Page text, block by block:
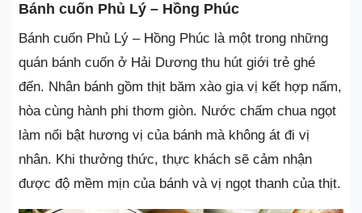
Bánh cuốn Phủ Lý – Hồng Phúc
Bánh cuốn Phủ Lý – Hồng Phúc là một trong những
quán bánh cuốn ở Hải Dương thu hút giới trẻ ghé
đến. Nhân bánh gồm thịt băm xào gia vị kết hợp nấm,
hòa cùng hành phi thơm giòn. Nước chấm chua ngọt
làm nổi bật hương vị của bánh mà không át đi vị
nhân. Khi thưởng thức, thực khách sẽ cảm nhận
được độ mềm mịn của bánh và vị ngọt thanh của thịt.